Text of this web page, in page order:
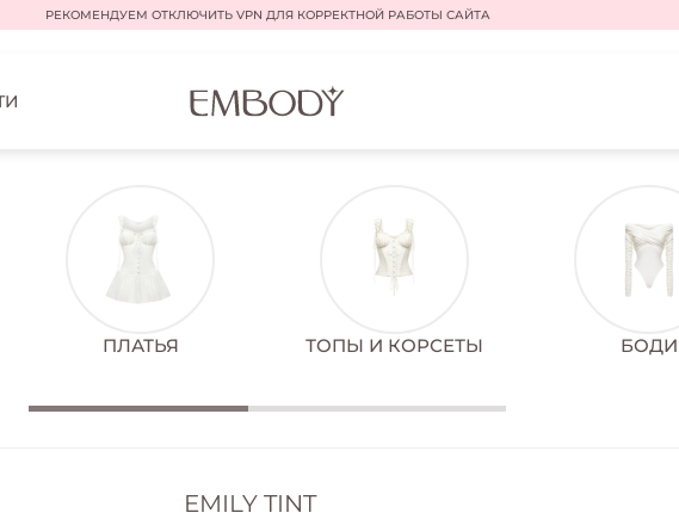
РЕКОМЕНДУЕМ ОТКЛЮЧИТЬ VPN ДЛЯ КОРРЕКТНОЙ РАБОТЫ САЙТА
ПЛАТЬЯ ТОПЫ И КОРСЕТЫ БОДИ
EMILY TINT